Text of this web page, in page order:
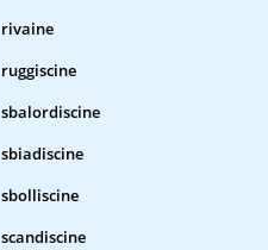
rivaine
ruggiscine
sbalordiscine
sbiadiscine
sbolliscine
scandiscine